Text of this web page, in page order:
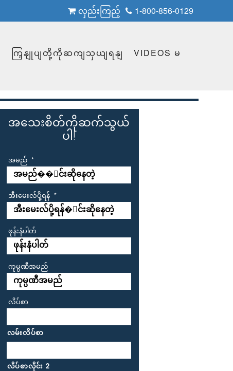
1-800-856-0129
လှည်းကြည့်
ကြှနျုပျတို့ကိုဆကျသှယျရနျ
VIDEOS မ
အသေးစိတ်ကိုဆက်သွယ်
ပါ!
အမည် *
အီးမေးလ်ပို့ရန် *
ဖုန်းနံပါတ်
ကုမ္ပဏီအမည်
လိပ်စာ
လမ်းလိပ်စာ
လိပ်စာလိုင်း 2